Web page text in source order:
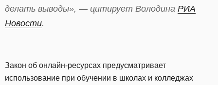
делать выводы», — цитирует Володина РИА
Новости.
Закон об онлайн-ресурсах предусматривает
использование при обучении в школах и колледжах